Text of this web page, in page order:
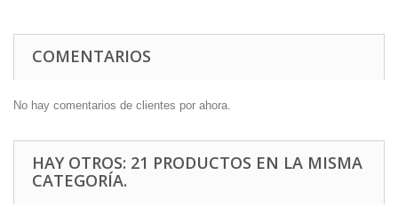
COMENTARIOS
No hay comentarios de clientes por ahora.
HAY OTROS: 21 PRODUCTOS EN LA MISMA
CATEGORÍA.